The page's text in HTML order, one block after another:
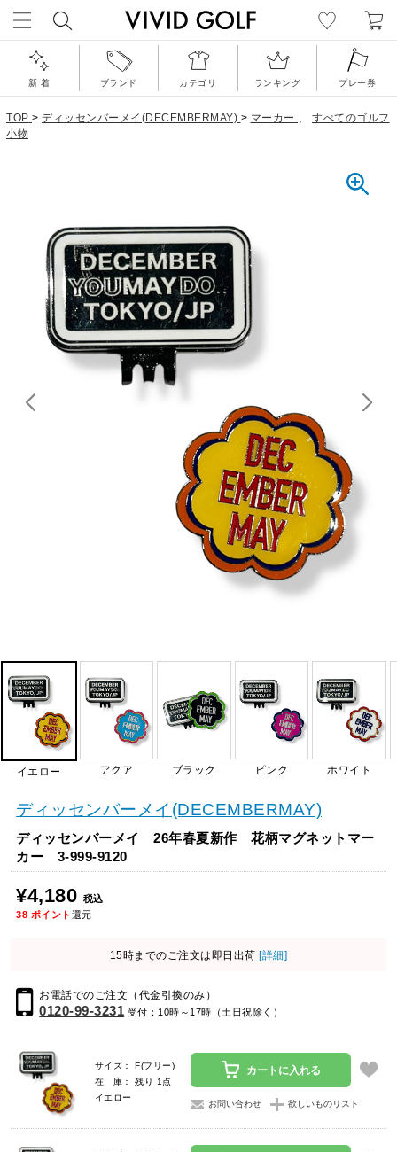
新 着 ブランド カテゴリ ランキング プレー券
TOP > ディッセンバーメイ(DECEMBERMAY) > マーカー 、 すべてのゴルフ
小物
イエロー アクア ブラック ピンク ホワイト
ディッセンバーメイ(DECEMBERMAY)
ディッセンバーメイ 26年春夏新作 花柄マグネットマー
カー 3-999-9120
¥4,180 税込
38 ポイント 還元
15時までのご注文は即日出荷 [詳細]
お電話でのご注文（代金引換のみ）
0120-99-3231 受付：10時～17時（土日祝除く）
サイズ： F(フリー)
在 庫： 残り 1点
イエロー
カートに入れる
お問い合わせ 欲しいものリスト